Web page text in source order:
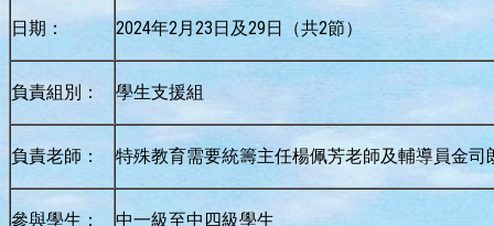
日期： 2024年2月23日及29日（共2節）
負責組別： 學生支援組
負責老師： 特殊教育需要統籌主任楊佩芳老師及輔導員金司
參與學生： 中一級至中四級學生